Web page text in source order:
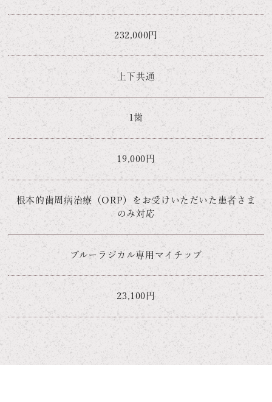
232,000円
上下共通
1歯
19,000円
根本的歯周病治療（ORP）をお受けいただいた患者さま
のみ対応
ブルーラジカル専用マイチップ
23,100円